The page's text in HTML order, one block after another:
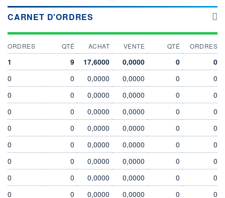
LU1291109616 - BNP Paribas Asset Management
Luxembourg
Politique d'exécution
05/08 06/08
19,4
20,2
INDICE DE RÉFÉRENCE
BNP ENERGY&METAL
CATÉGORIE MORNINGSTAR
Matières Premières -
Divers
CLÔTURE VEILLE
19,5829
CARNET D'ORDRES
ORDRES QTÉ ACHAT VENTE QTÉ ORDRES
1 9 17,6000 0,0000 0
0
0
0 0,0000 0,0000 0
0
0
0 0,0000 0,0000 0
0
0
0 0,0000 0,0000 0
0
0
0 0,0000 0,0000 0
0
0
0 0,0000 0,0000 0
0
0
0 0,0000 0,0000 0
0
0
0 0,0000 0,0000 0
0
0
0 0,0000 0,0000 0
0